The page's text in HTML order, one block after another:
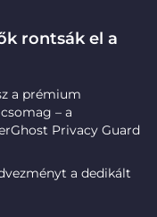
rontsák el a
a prémium
– a
Privacy Guard
a dedikált